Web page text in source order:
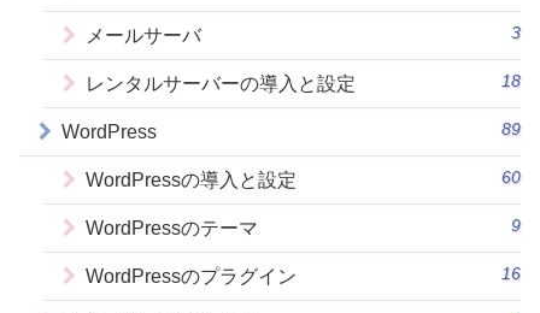
メールサーバ 3
レンタルサーバーの導入と設定 18
WordPress 89
WordPressの導入と設定 60
WordPressのテーマ 9
WordPressのプラグイン 16